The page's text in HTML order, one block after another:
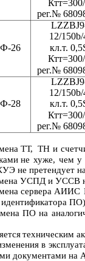
рег.№
12/150b/
26 кл.т.
рег.№
12/150b/
28 кл.т.
рег.№
ТТ, ТН и
не хуже, чем у
не претендует
УСПД и УССВ
сервера АИИС
ПО на
техническим
в
документами